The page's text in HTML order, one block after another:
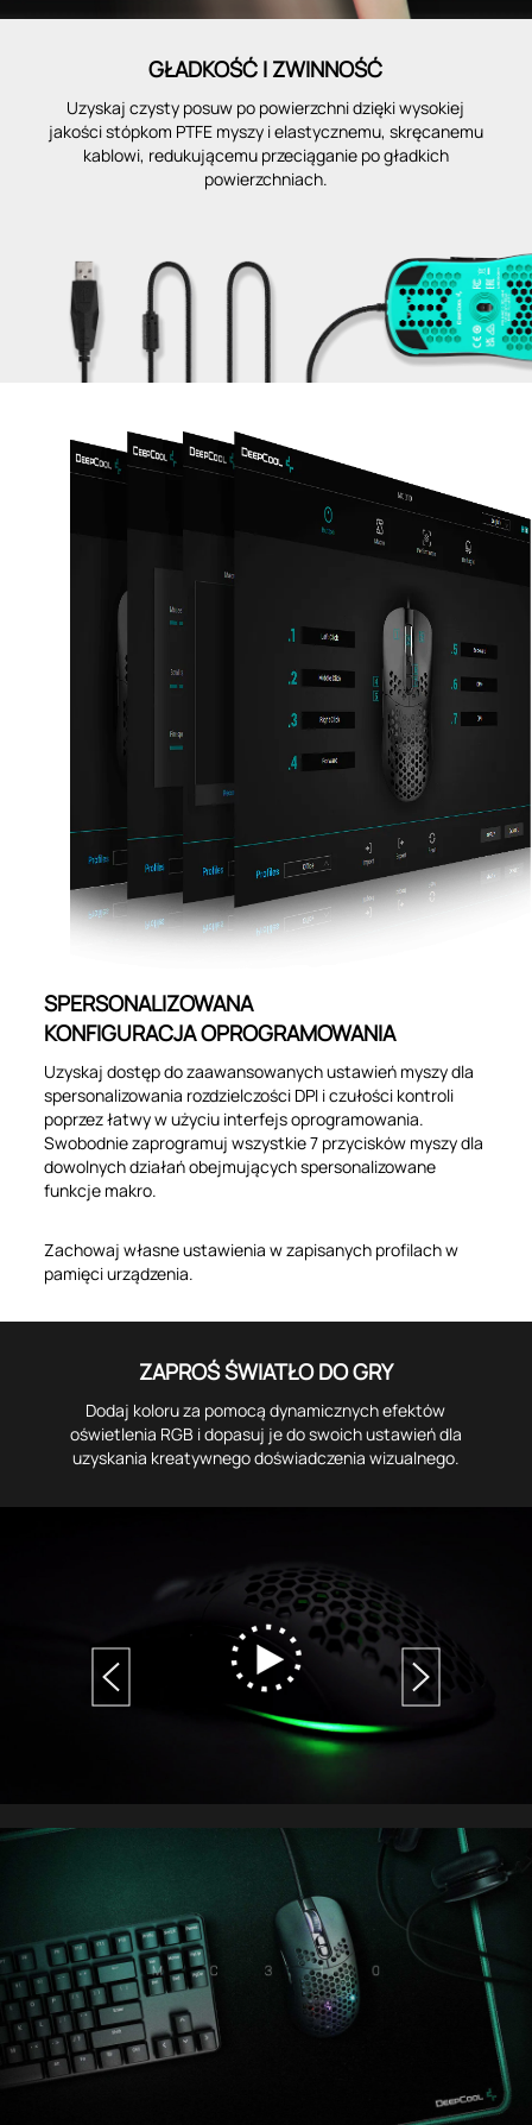
GŁADKOŚĆ I ZWINNOŚĆ
Uzyskaj czysty posuw po powierzchni dzięki wysokiej
jakości stópkom PTFE myszy i elastycznemu, skręcanemu
kablowi, redukującemu przeciąganie po gładkich
powierzchniach.
SPERSONALIZOWANA
KONFIGURACJA OPROGRAMOWANIA
Uzyskaj dostęp do zaawansowanych ustawień myszy dla
spersonalizowania rozdzielczości DPI i czułości kontroli
poprzez łatwy w użyciu interfejs oprogramowania.
Swobodnie zaprogramuj wszystkie 7 przycisków myszy dla
dowolnych działań obejmujących spersonalizowane
funkcje makro.
Zachowaj własne ustawienia w zapisanych profilach w
pamięci urządzenia.
ZAPROŚ ŚWIATŁO DO GRY
Dodaj koloru za pomocą dynamicznych efektów
oświetlenia RGB i dopasuj je do swoich ustawień dla
uzyskania kreatywnego doświadczenia wizualnego.